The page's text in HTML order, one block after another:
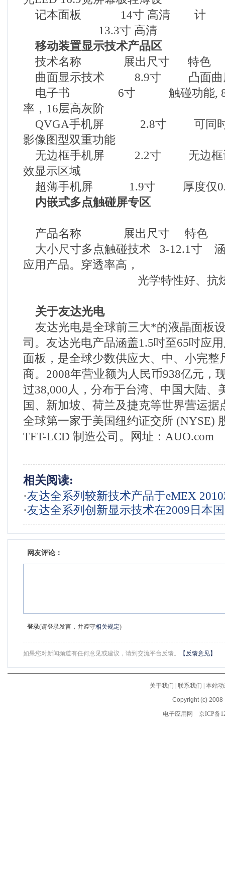
记本面板 14寸 高清 计
13.3寸 高清
移动装置显示技术产品区
技术名称 展出尺寸 特色
曲面显示技术 8.9寸 凸面曲度
电子书 6寸 触碰功能,
率，16层高灰阶
QVGA手机屏 2.8寸 可同时呈
影像图型双重功能
无边框手机屏 2.2寸 无边框设
效显示区域
超薄手机屏 1.9寸 厚度仅
内嵌式多点触碰屏专区
产品名称 展出尺寸 特色
大小尺寸多点触碰技术 3-12.1寸 涵
应用产品。穿透率高，
光学特性好、抗炫
关于友达光电
友达光电是全球前三大*的液晶面板
司。友达光电产品涵盖1.5吋至65吋应
面板，是全球少数供应大、中、小完整
商。2008年营业额为人民币938亿元，
过38,000人，分布于台湾、中国大陆、
国、新加坡、荷兰及捷克等世界营运据
全球第一家于美国纽约证交所 (NYSE)
TFT-LCD 制造公司。网址：AUO.com
相关阅读:
·友达全系列较新技术产品于eMEX
·友达全系列创新显示技术在2009日本
示器展盛大展出
网友评论：
登录(请登录发言，并遵守相关规定)
如果您对新闻频道有任何意见或建议，请到交流平台反馈。 【反馈意见】
关于我们 联系我们
本站
Copyright (c)
电子应用网
京ICP备